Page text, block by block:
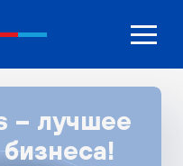
– лучшее